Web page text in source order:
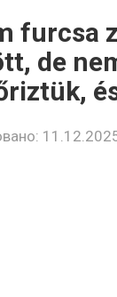
furcsa
de